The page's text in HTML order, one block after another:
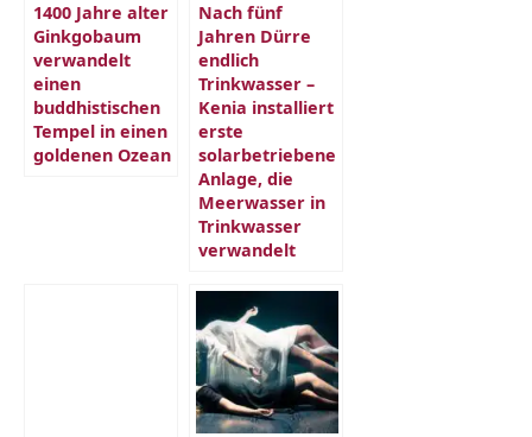
1400 Jahre alter
Ginkgobaum
verwandelt
einen
buddhistischen
Tempel in einen
goldenen Ozean
Nach fünf
Jahren Dürre
endlich
Trinkwasser –
Kenia installiert
erste
solarbetriebene
Anlage, die
Meerwasser in
Trinkwasser
verwandelt